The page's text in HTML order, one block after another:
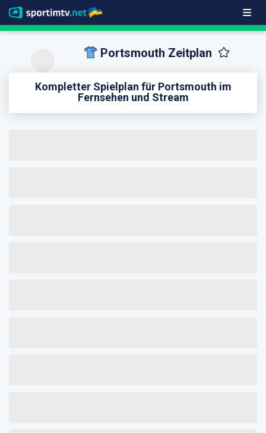
Portsmouth Zeitplan
Kompletter Spielplan für Portsmouth im
Fernsehen und Stream